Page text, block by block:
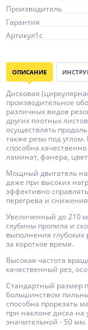
Производитель
Гарантия
Артикул1c
ОПИСАНИЕ
Дисковая
производительное
различных видов
других плотных
осуществлять
также резы под
способна
ламинат, фанера,
Мощный двигатель на
даже при высоких
эффективно
перегрева и
Увеличенный до 210
глубины пропила и
выполнения
за короткое время.
Высокая частота
качественный рез,
Стандартный размер
большинством
способна прорезать
при наклоне диска на
значительной - 50 мм.